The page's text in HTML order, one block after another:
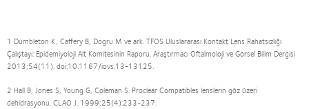
1 Dumbleton K, Caffery B, Dogru M ve ark. TFOS Uluslararası Kontakt Lens Rahatsızlığı
Çalıştayı: Epidemiyoloji Alt Komitesinin Raporu. Araştırmacı Oftalmoloji ve Görsel Bilim Dergisi
2013;54(11). doi:10.1167/iovs.13-13125.
2 Hall B, Jones S, Young G, Coleman S. Proclear Compatibles lenslerin göz üzeri
dehidrasyonu. CLAO J. 1999;25(4):233-237.